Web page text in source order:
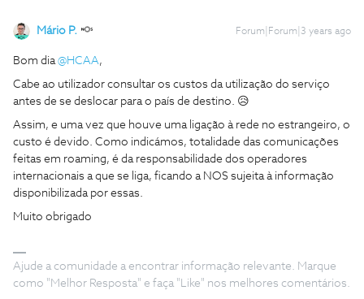
Mário P. Forum|Forum|3 years ago
Bom dia@HCAA,
Cabe ao utilizador consultar os custos da utilização do serviço
antes de se deslocar para o país de destino. 😥
Assim, e uma vez que houve uma ligação à rede no estrangeiro, o
custo é devido. Como indicámos, totalidade das comunicações
feitas em roaming, é da responsabilidade dos operadores
internacionais a que se liga, ficando a NOS sujeita à informação
disponibilizada por essas.
Muito obrigado
Ajude a comunidade a encontrar informação relevante. Marque
como "Melhor Resposta" e faça "Like" nos melhores comentários.